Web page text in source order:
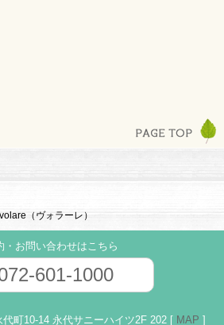
（ヴォラーレ）
・お問い合わせはこちら
601-1000
町10-14 永代サニーハイツ2F 202 [ MAP ]